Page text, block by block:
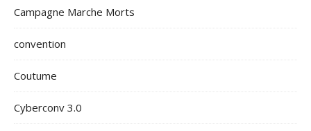
Campagne Marche Morts
convention
Coutume
Cyberconv 3.0